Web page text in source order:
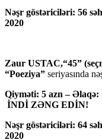
Nəşr göstəriciləri: 56
2020
Zaur USTAC,“45”
“Poeziya” seriyasında
Qiyməti: 5 azn – Əlaqə:
İNDİ ZƏNG EDİN!
Nəşr göstəriciləri: 64
2020